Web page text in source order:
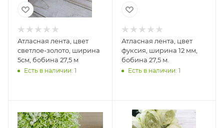
Атласная лента, цвет
светлое-золото, ширина
5см, бобина 27,5 м
Есть в наличии: 1
Атласная лента, цвет
фуксия, ширина 12 мм,
бобина 27,5 м.
Есть в наличии: 1